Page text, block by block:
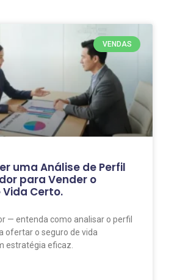
VENDAS
uma Análise de Perfil
para Vender o
Vida Certo.
— entenda como analisar o perfil
ofertar o seguro de vida
estratégia eficaz.